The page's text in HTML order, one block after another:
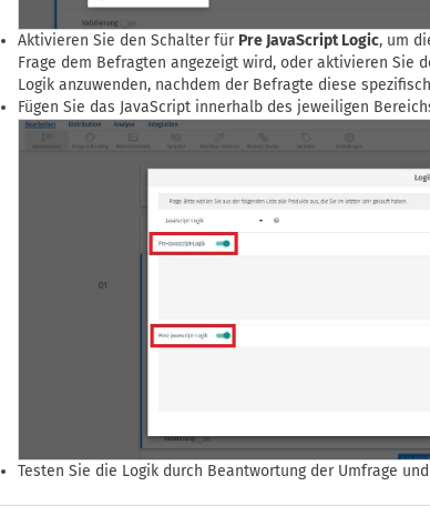
Aktivieren Sie den Schalter für Pre JavaScript Logic, um
Frage dem Befragten angezeigt wird, oder aktivieren Sie
Logik anzuwenden, nachdem der Befragte diese
Fügen Sie das JavaScript innerhalb des jeweiligen
Testen Sie die Logik durch Beantwortung der Umfrage